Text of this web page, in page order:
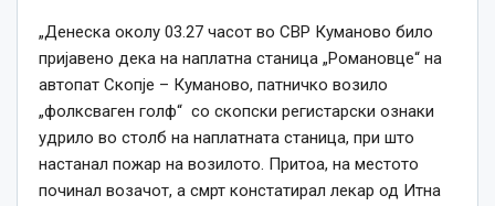
„Денеска околу 03.27 часот во СВР Куманово било
пријавено дека на наплатна станица „Романовце“ на
автопат Скопје – Куманово, патничко возило
„фолксваген голф“ со скопски регистарски ознаки
удрило во столб на наплатната станица, при што
настанал пожар на возилото. Притоа, на местото
починал возачот, а смрт констатирал лекар од Итна